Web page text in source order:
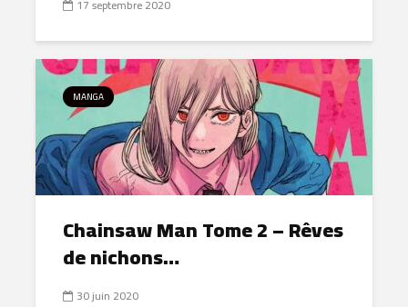
17 septembre 2020
MANGA
Chainsaw Man Tome 2 – Rêves
de nichons…
30 juin 2020